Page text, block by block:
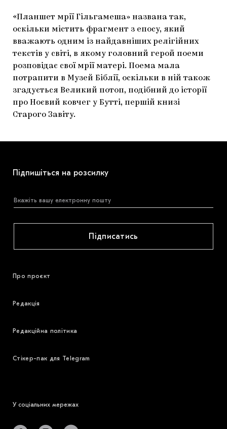
«Планшет мрії Гільгамеша» названа так,
оскільки містить фрагмент з епосу, який
вважають одним із найдавніших релігійних
текстів у світі, в якому головний герой поеми
розповідає свої мрії матері. Поема мала
потрапити в Музей Біблії, оскільки в ній також
згадується Великий потоп, подібний до історії
про Ноєвий ковчег у Бутті, першій книзі
Старого Завіту.
Підпишіться на розсилку
Підписатись
Про проєкт
Редакція
Редакційна політика
Стікер-пак для Telegram
У соціальних мережах